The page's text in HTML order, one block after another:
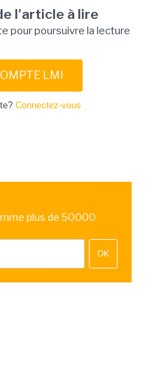
l'article à lire
pour poursuivre la lecture
LMI
Connectez-vous
plus de 50000
OK